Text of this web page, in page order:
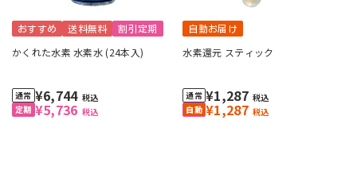
おすすめ 送料無料 割引定期
かくれた水素 水素水 (24本入)
¥5,736 税込
¥6,744 税込
自動お届け
水素還元 スティック
¥1,287 税込
¥1,287 税込